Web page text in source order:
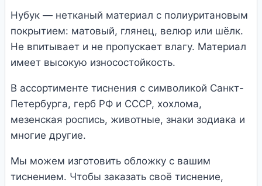
Нубук — нетканый материал с полиуритановым
покрытием: матовый, глянец, велюр или шёлк.
Не впитывает и не пропускает влагу. Материал
имеет высокую износостойкость.
В ассортименте тиснения с символикой Санкт-
Петербурга, герб РФ и СССР, хохлома,
мезeнская роспись, животные, знаки зодиака и
многие другие.
Мы можем изготовить обложку с вашим
тиснением. Чтобы заказать своё тиснение,